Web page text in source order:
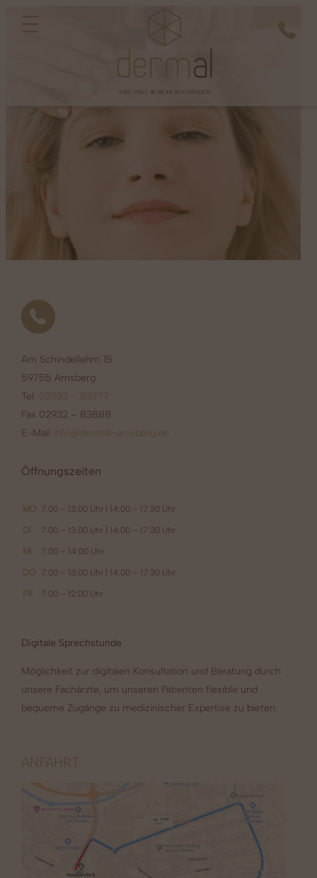
Am Schindellehm 15
59755 Arnsberg
Tel. 02932 – 83777
Fax 02932 – 83888
E-Mail info@dermal-arnsberg.de
Öffnungszeiten
MO 7:00 – 13:00 Uhr | 14:00 – 17:30 Uhr
DI 7:00 – 13:00 Uhr | 14:00 – 17:30 Uhr
MI 7:00 – 14:00 Uhr
DO 7:00 – 13:00 Uhr | 14:00 – 17:30 Uhr
FR 7:00 – 12:00 Uhr
Digitale Sprechstunde
Möglichkeit zur digitalen Konsultation und Beratung durch
unsere Fachärzte, um unseren Patienten flexible und
bequeme Zugänge zu medizinischer Expertise zu bieten.
ANFAHRT